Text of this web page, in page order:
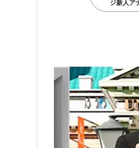
ジ新人ア